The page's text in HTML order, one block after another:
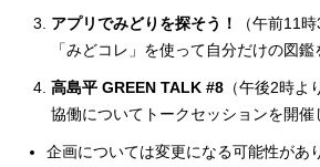
アプリでみどりを探そう！
（午前11
「みどコレ」を使って自分だけの図鑑
高島平 GREEN TALK #8 （午後2時よ
協働についてトークセッションを開催
企画については変更になる可能性があ